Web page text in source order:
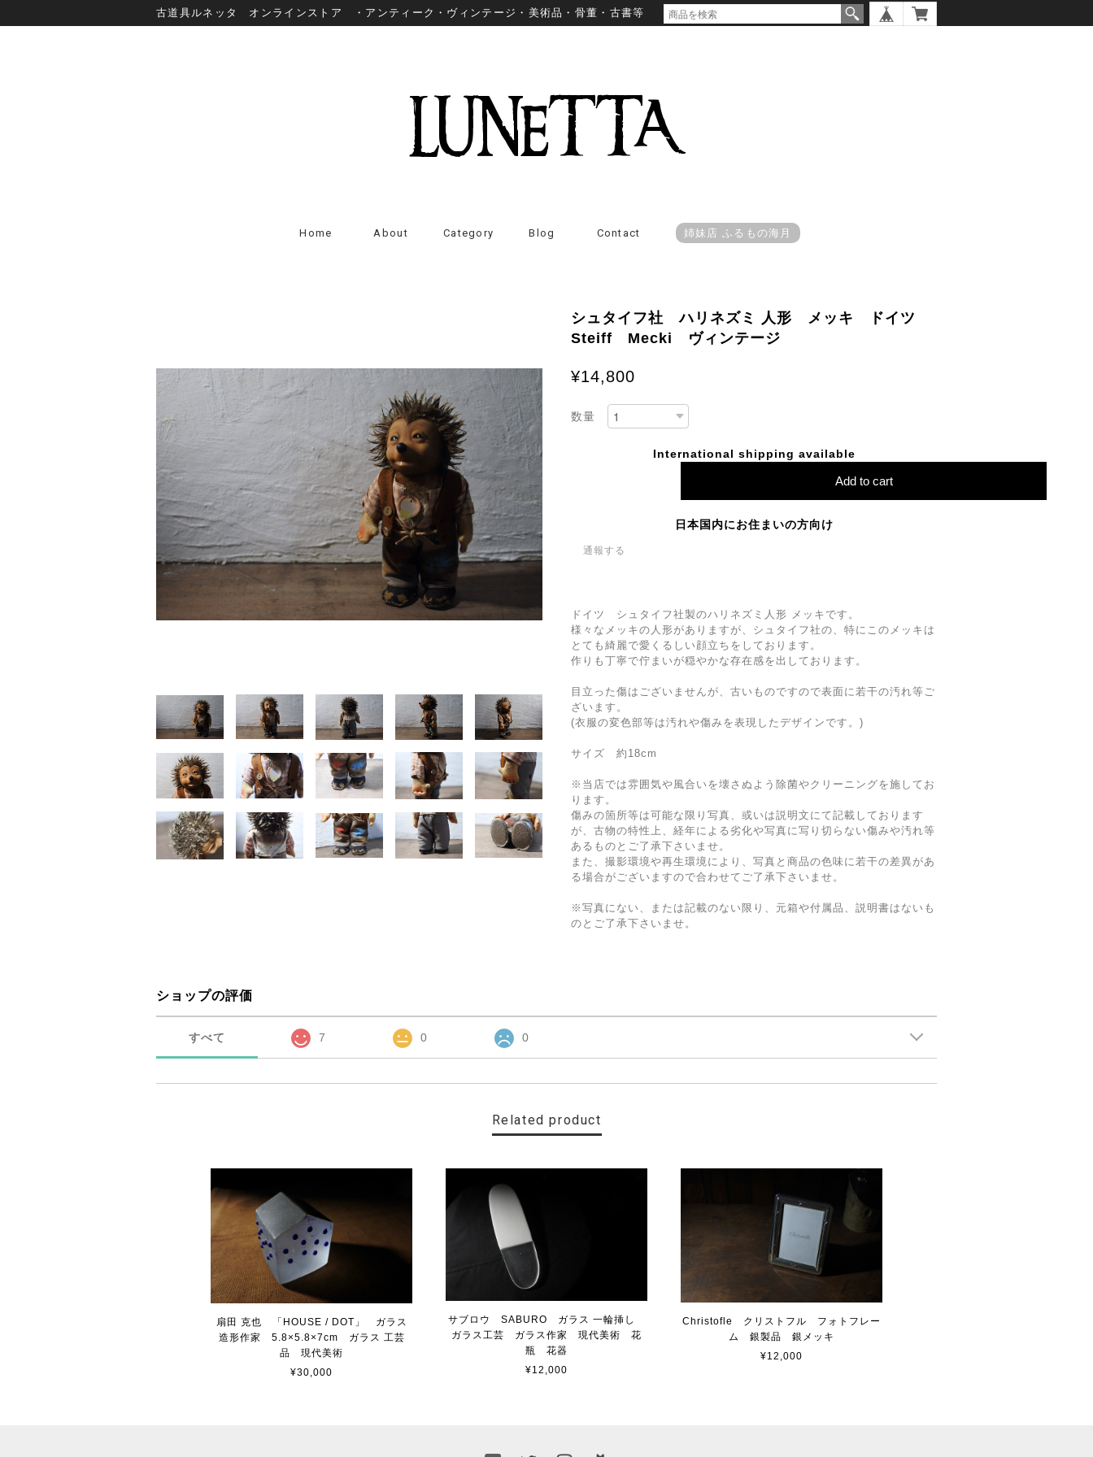
古道具ルネッタ オンラインストア ・アンティーク・ヴィンテージ・美術品・骨董・古書等
Home About Category Blog Contact 姉妹店 ふるもの海月
シュタイフ社 ハリネズミ 人形 メッキ ドイツ
Steiff Mecki ヴィンテージ
¥14,800
数量
International shipping available
Add to cart
日本国内にお住まいの方向け
通報する
ドイツ シュタイフ社製のハリネズミ人形 メッキです。
様々なメッキの人形がありますが、シュタイフ社の、特にこのメッキは
とても綺麗で愛くるしい顔立ちをしております。
作りも丁寧で佇まいが穏やかな存在感を出しております。
目立った傷はございませんが、古いものですので表面に若干の汚れ等ご
ざいます。
(衣服の変色部等は汚れや傷みを表現したデザインです。)
サイズ 約18cm
※当店では雰囲気や風合いを壊さぬよう除菌やクリーニングを施してお
ります。
傷みの箇所等は可能な限り写真、或いは説明文にて記載しております
が、古物の特性上、経年による劣化や写真に写り切らない傷みや汚れ等
あるものとご了承下さいませ。
また、撮影環境や再生環境により、写真と商品の色味に若干の差異があ
る場合がございますので合わせてご了承下さいませ。
※写真にない、または記載のない限り、元箱や付属品、説明書はないも
のとご了承下さいませ。
ショップの評価
すべて 7 0 0
Related product
扇田 克也 「HOUSE / DOT」 ガラス
造形作家 5.8×5.8×7cm ガラス 工芸
品 現代美術
¥30,000
サブロウ SABURO ガラス 一輪挿し
ガラス工芸 ガラス作家 現代美術 花
瓶 花器
¥12,000
Christofle クリストフル フォトフレー
ム 銀製品 銀メッキ
¥12,000